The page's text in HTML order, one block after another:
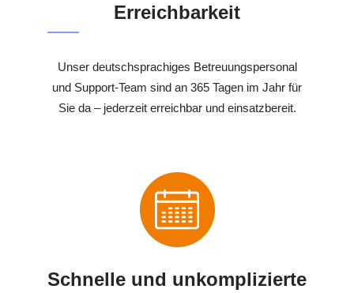
Erreichbarkeit
Unser deutschsprachiges Betreuungspersonal
und Support-Team sind an 365 Tagen im Jahr für
Sie da – jederzeit erreichbar und einsatzbereit.
Schnelle und unkomplizierte